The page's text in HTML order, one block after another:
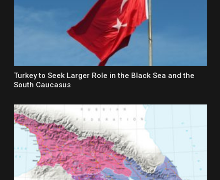
Turkey to Seek Larger Role in the Black Sea and the
South Caucasus